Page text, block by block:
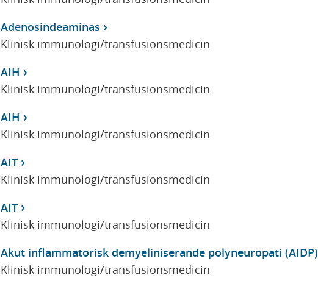
Adenosindeaminas
Klinisk immunologi/transfusionsmedicin
AIH
Klinisk immunologi/transfusionsmedicin
AIH
Klinisk immunologi/transfusionsmedicin
AIT
Klinisk immunologi/transfusionsmedicin
AIT
Klinisk immunologi/transfusionsmedicin
Akut inflammatorisk demyeliniserande polyneuropati (AIDP)
Klinisk immunologi/transfusionsmedicin